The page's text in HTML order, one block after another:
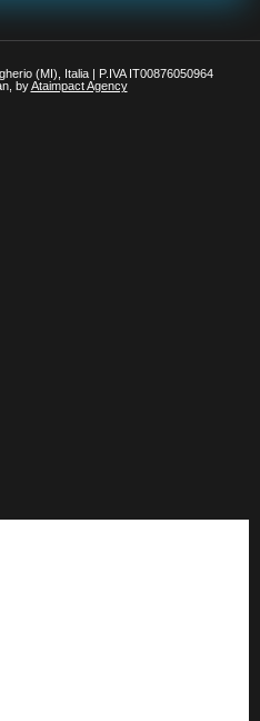
(MI), Italia | P.IVA IT00876050964
byAtaimpact Agency